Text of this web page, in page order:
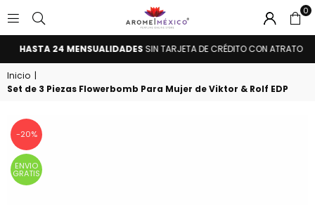
AROME
MÉXICO
0
HASTA 24 MENSUALIDADESSIN TARJETA DE CRÉDITO CON ATRATO
Inicio |
Set de 3 Piezas Flowerbomb Para Mujer de Viktor & Rolf EDP
-20%
ENVIO
GRATIS